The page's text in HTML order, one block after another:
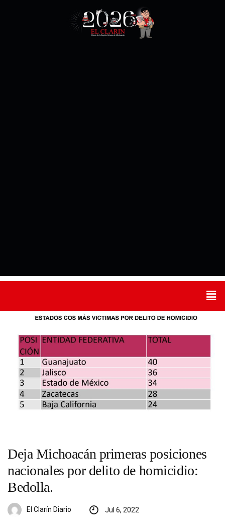
Deja Michoacán primeras posiciones
nacionales por delito de homicidio:
Bedolla.
El Clarín Diario Jul 6, 2022